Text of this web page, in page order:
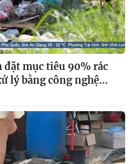
đặt mục tiêu 90% rác
lý bằng công nghệ...